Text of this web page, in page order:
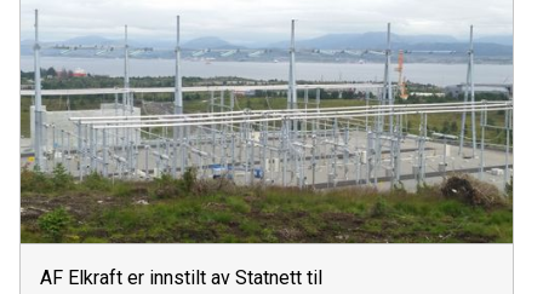
AF Elkraft er innstilt av Statnett til